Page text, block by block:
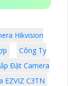
Hikvision
Công Ty
Đặt Camera
EZVIZ C3TN